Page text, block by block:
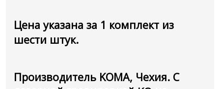
Цена указана за 1 комплект из
шести штук.
Производитель KOMA, Чехия. С